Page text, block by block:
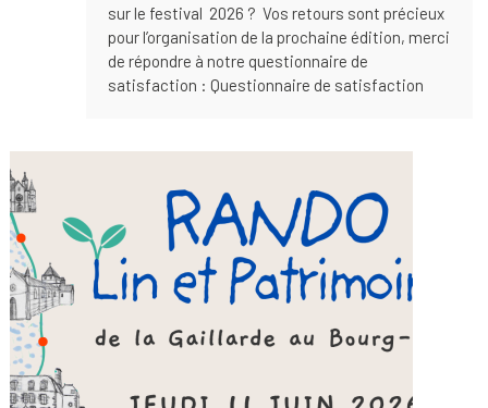
sur le festival 2026 ? Vos retours sont précieux
pour l’organisation de la prochaine édition, merci
de répondre à notre questionnaire de
satisfaction : Questionnaire de satisfaction